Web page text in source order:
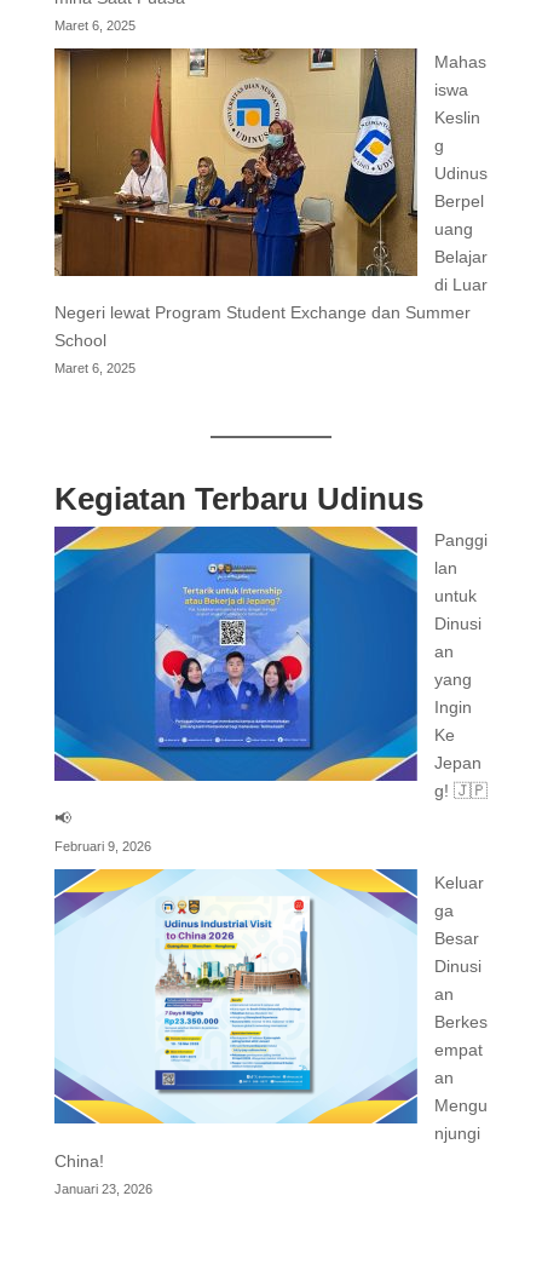
Maret 6, 2025
Mahas
iswa
Keslin
g
Udinus
Berpel
uang
Belajar
di Luar
Negeri lewat Program Student Exchange dan Summer
School
Maret 6, 2025
Kegiatan Terbaru Udinus
Panggi
lan
untuk
Dinusi
an
yang
Ingin
Ke
Jepan
g! 🇯🇵
📢
Februari 9, 2026
Keluar
ga
Besar
Dinusi
an
Berkes
empat
an
Mengu
njungi
China!
Januari 23, 2026